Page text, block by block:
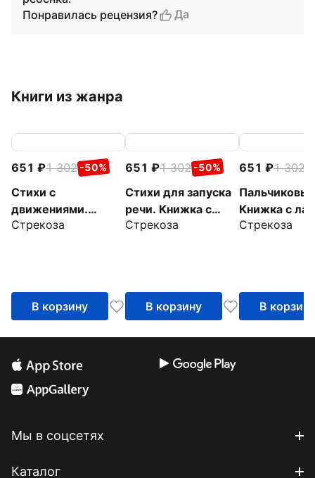
Понравилась рецензия?
Да
Книги из жанра
651 1 302 -50%
Стихи с
движениями.
Книжка с лапками
Стрекоза
В корзину
651 1 302 -50%
Стихи для запуска
речи. Книжка с
лапками
Стрекоза
В корзину
651 1 302
Книжка с
Стрекоза
В корзину
Мы в соцсетях
Каталог